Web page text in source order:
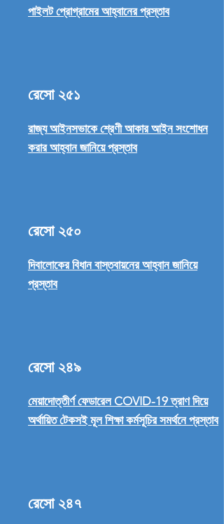
পাইলট প্রোগ্রামের আহ্বানের প্রস্তাব
রেসো ২৫১
রাজ্য আইনসভাকে শ্রেণী আকার আইন সংশোধন
করার আহ্বান জানিয়ে প্রস্তাব
রেসো ২৫০
দিবালোকের বিধান বাস্তবায়নের আহ্বান জানিয়ে
প্রস্তাব
রেসো ২৪৯
মেয়াদোত্তীর্ণ ফেডারেল COVID-19 ত্রাণ দিয়ে
অর্থায়িত টেকসই মূল শিক্ষা কর্মসূচির সমর্থনে প্রস্তাব
রেসো ২৪৭